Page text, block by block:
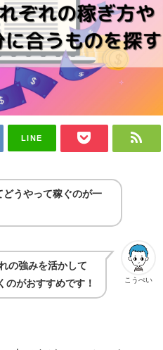
LINE
うやって稼ぐのが一
こうぺい
の強みを活かして
のがおすすめです！